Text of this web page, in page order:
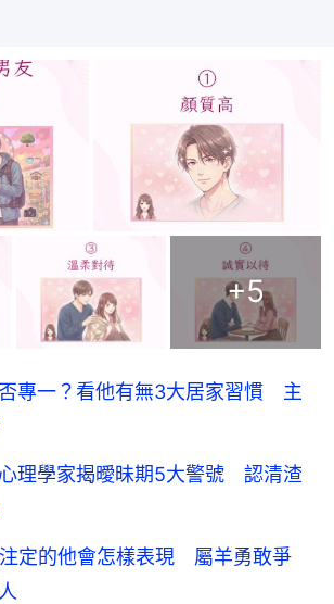
+5
專一？看他有無3大居家習慣 主
理學家揭曖昧期5大警號 認清渣
定的他會怎樣表現 屬羊勇敢爭